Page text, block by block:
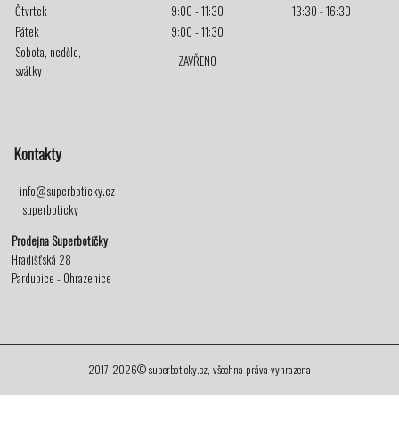
Čtvrtek
9:00 - 11:30
13:30 - 16:30
Pátek
9:00 - 11:30
Sobota, neděle,
svátky
ZAVŘENO
Kontakty
info@superboticky.cz
superboticky
Prodejna Superbotičky
Hradišťská 28
Pardubice - Ohrazenice
2017-2026© superboticky.cz, všechna práva vyhrazena